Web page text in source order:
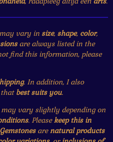
vary in size, shape, color,
are always listed in the
find this information, please
. In addition, I also
best suits you.
vary slightly depending on
. Pleasekeep this in
Gemstonesarenatural products